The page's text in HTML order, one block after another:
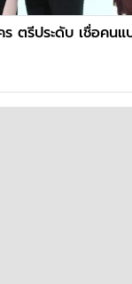
ร ตรีประดับ เชื่อคน